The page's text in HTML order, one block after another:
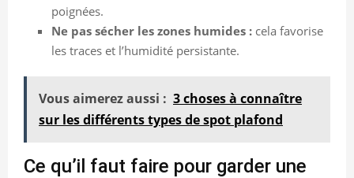
poignées.
Ne pas sécher les zones humides : cela favorise
les traces et l’humidité persistante.
Vous aimerez aussi : 3 choses à connaître
sur les différents types de spot plafond
Ce qu’il faut faire pour garder une